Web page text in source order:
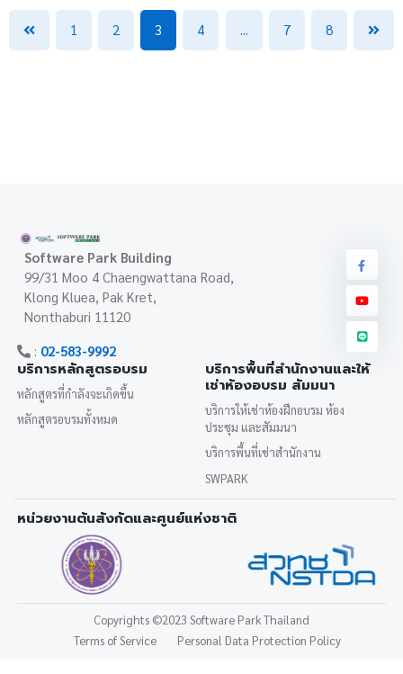
1 2 3 4 ... 7 8
Software Park Building
99/31 Moo 4 Chaengwattana Road,
Klong Kluea, Pak Kret,
Nonthaburi 11120
: 02-583-9992
บริการหลักสูตรอบรม
หลักสูตรที่กำลังจะเกิดขึ้น
หลักสูตรอบรมทั้งหมด
บริการพื้นที่สำนักงานและให้
เช่าห้องอบรม สัมมนา
บริการให้เช่าห้องฝึกอบรม ห้อง
ประชุม และสัมมนา
บริการพื้นที่เช่าสำนักงาน
SWPARK
หน่วยงานต้นสังกัดและศูนย์แห่งชาติ
Copyrights ©2023 Software Park Thailand
Terms of Service
Personal Data Protection Policy